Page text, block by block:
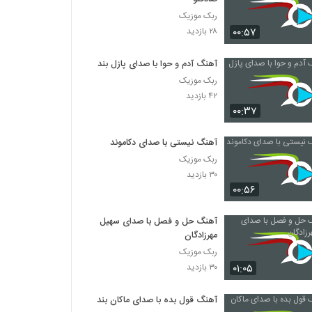
۰۰:۵۷
ربک موزیک
۲۸ بازدید
۰۰:۳۷
آهنگ آدم و حوا با صدای پازل بند
ربک موزیک
۴۲ بازدید
۰۰:۵۶
آهنگ نیستی با صدای دکاموند
ربک موزیک
۳۰ بازدید
۰۱:۰۵
آهنگ حل و فصل با صدای سهیل
مهرزادگان
ربک موزیک
۳۰ بازدید
آهنگ قول بده با صدای ماکان بند